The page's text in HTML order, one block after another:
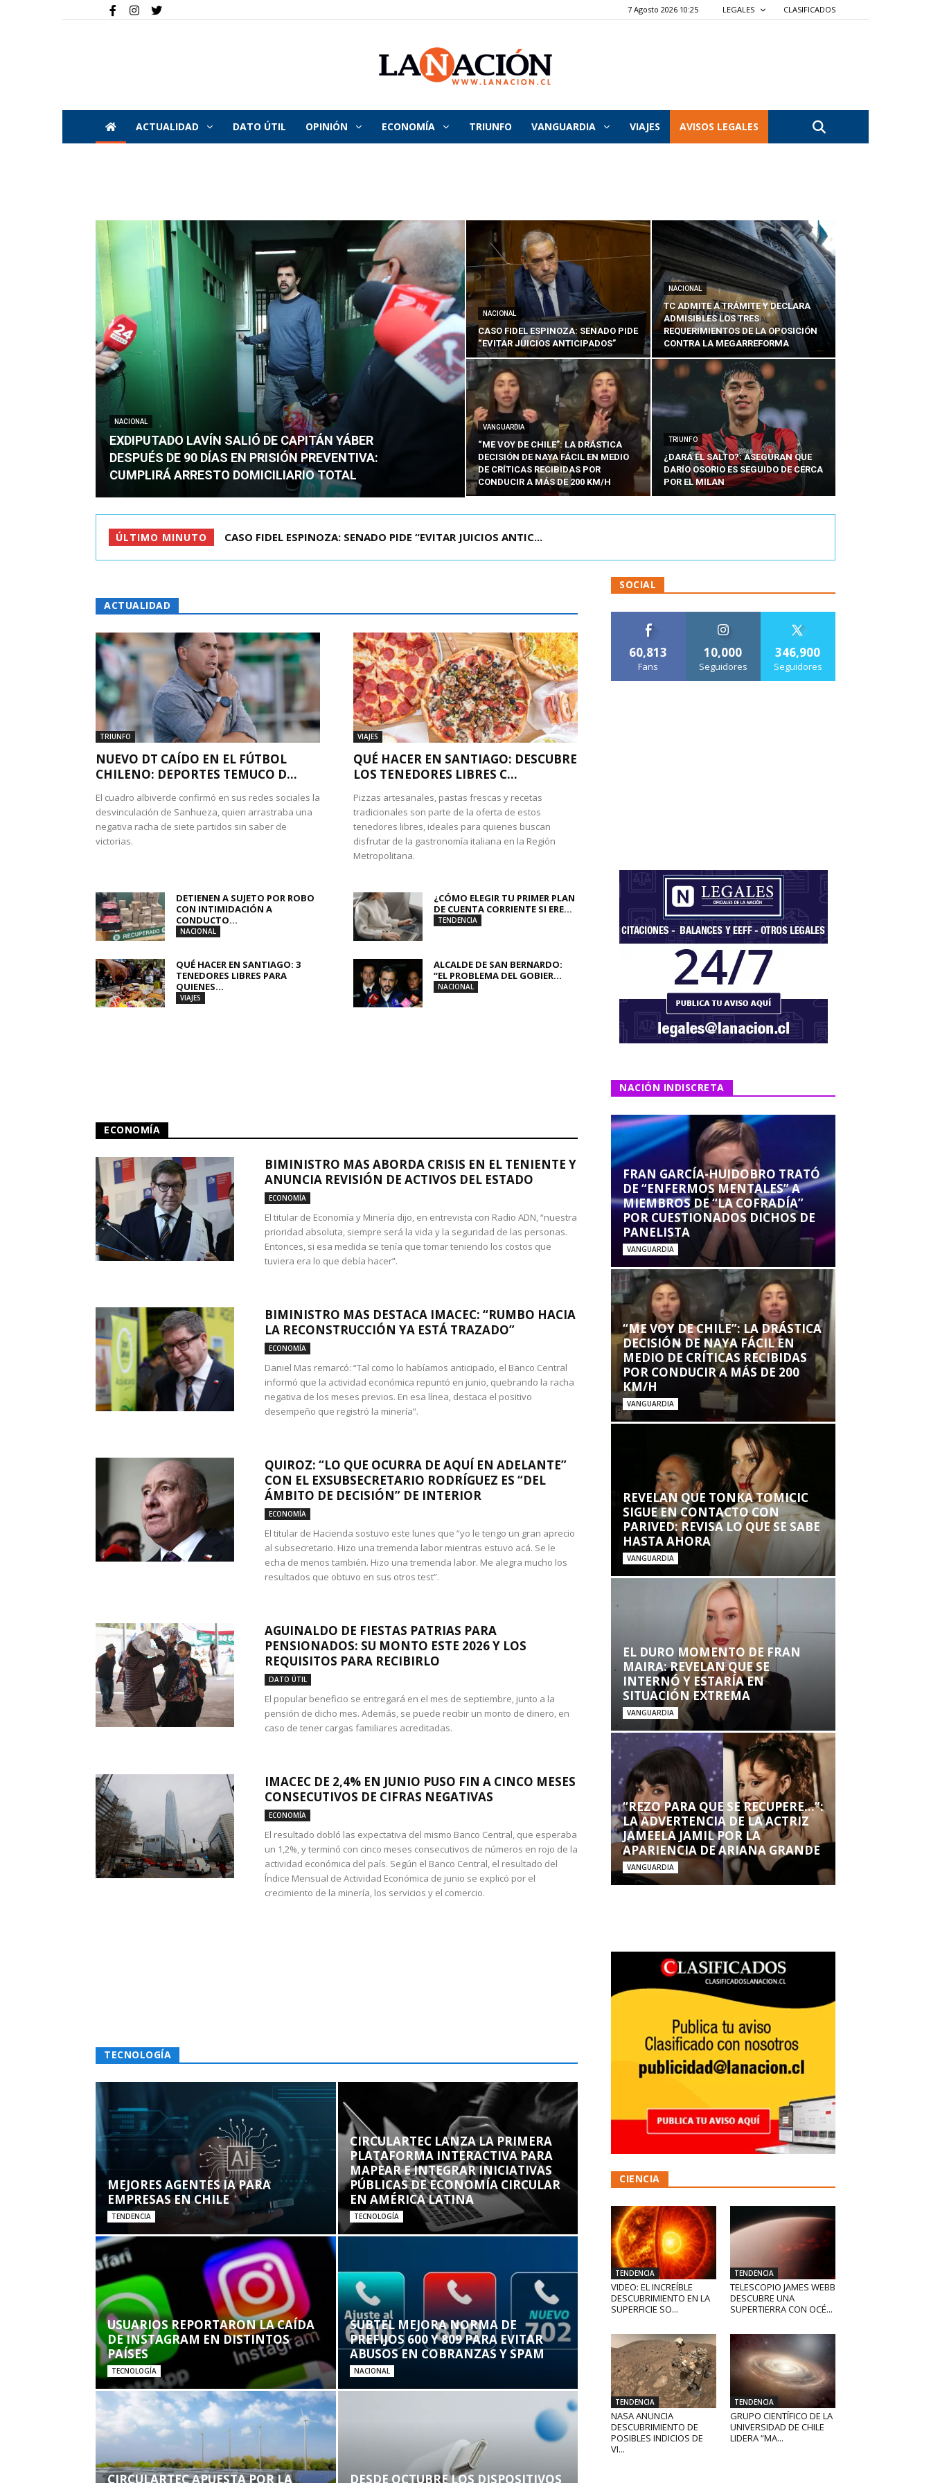
7 Agosto 2026 10:25 LEGALES CLASIFICADOS
La
Nación
ACTUALIDAD DATO ÚTIL OPINIÓN ECONOMÍA TRIUNFO VANGUARDIA VIAJES AVISOS LEGALES
NACIONAL
EXDIPUTADO LAVÍN SALIÓ DE CAPITÁN YÁBER
DESPUÉS DE 90 DÍAS EN PRISIÓN PREVENTIVA:
CUMPLIRÁ ARRESTO DOMICILIARIO TOTAL
NACIONAL
CASO FIDEL ESPINOZA: SENADO PIDE
“EVITAR JUICIOS ANTICIPADOS”
NACIONAL
TC ADMITE A TRÁMITE Y DECLARA
ADMISIBLES LOS TRES
REQUERIMIENTOS DE LA OPOSICIÓN
CONTRA LA MEGARREFORMA
VANGUARDIA
“ME VOY DE CHILE”: LA DRÁSTICA
DECISIÓN DE NAYA FÁCIL EN MEDIO
DE CRÍTICAS RECIBIDAS POR
CONDUCIR A MÁS DE 200 KM/H
TRIUNFO
¿DARÁ EL SALTO?: ASEGURAN QUE
DARÍO OSORIO ES SEGUIDO DE CERCA
POR EL MILAN
ÚLTIMO MINUTO TC ADMITE A TRÁMITE Y DECLARA ADMISIBLES LOS TRES REQU...
ACTUALIDAD
TRIUNFO
NUEVO DT CAÍDO EN EL FÚTBOL
CHILENO: DEPORTES TEMUCO D...
El cuadro albiverde confirmó en sus redes sociales la
desvinculación de Sanhueza, quien arrastraba una
negativa racha de siete partidos sin saber de
victorias.
VIAJES
QUÉ HACER EN SANTIAGO: DESCUBRE
LOS TENEDORES LIBRES C...
Pizzas artesanales, pastas frescas y recetas
tradicionales son parte de la oferta de estos
tenedores libres, ideales para quienes buscan
disfrutar de la gastronomía italiana en la Región
Metropolitana.
DETIENEN A SUJETO POR ROBO
CON INTIMIDACIÓN A
CONDUCTO...
NACIONAL
¿CÓMO ELEGIR TU PRIMER PLAN
DE CUENTA CORRIENTE SI ERE...
TENDENCIA
QUÉ HACER EN SANTIAGO: 3
TENEDORES LIBRES PARA
QUIENES...
VIAJES
ALCALDE DE SAN BERNARDO:
“EL PROBLEMA DEL GOBIER...
NACIONAL
ECONOMÍA
BIMINISTRO MAS ABORDA CRISIS EN EL TENIENTE Y
ANUNCIA REVISIÓN DE ACTIVOS DEL ESTADO
ECONOMÍA
El titular de Economía y Minería dijo, en entrevista con Radio ADN, “nuestra
prioridad absoluta, siempre será la vida y la seguridad de las personas.
Entonces, si esa medida se tenía que tomar teniendo los costos que
tuviera era lo que debía hacer”.
BIMINISTRO MAS DESTACA IMACEC: “RUMBO HACIA
LA RECONSTRUCCIÓN YA ESTÁ TRAZADO”
ECONOMÍA
Daniel Mas remarcó: “Tal como lo habíamos anticipado, el Banco Central
informó que la actividad económica repuntó en junio, quebrando la racha
negativa de los meses previos. En esa línea, destaca el positivo
desempeño que registró la minería”.
QUIROZ: “LO QUE OCURRA DE AQUÍ EN ADELANTE”
CON EL EXSUBSECRETARIO RODRÍGUEZ ES “DEL
ÁMBITO DE DECISIÓN” DE INTERIOR
ECONOMÍA
El titular de Hacienda sostuvo este lunes que “yo le tengo un gran aprecio
al subsecretario. Hizo una tremenda labor mientras estuvo acá. Se le
echa de menos también. Hizo una tremenda labor. Me alegra mucho los
resultados que obtuvo en sus otros test”.
AGUINALDO DE FIESTAS PATRIAS PARA
PENSIONADOS: SU MONTO ESTE 2026 Y LOS
REQUISITOS PARA RECIBIRLO
DATO ÚTIL
El popular beneficio se entregará en el mes de septiembre, junto a la
pensión de dicho mes. Además, se puede recibir un monto de dinero, en
caso de tener cargas familiares acreditadas.
IMACEC DE 2,4% EN JUNIO PUSO FIN A CINCO MESES
CONSECUTIVOS DE CIFRAS NEGATIVAS
ECONOMÍA
El resultado dobló las expectativa del mismo Banco Central, que esperaba
un 1,2%, y terminó con cinco meses consecutivos de números en rojo de la
actividad económica del país. Según el Banco Central, el resultado del
Índice Mensual de Actividad Económica de junio se explicó por el
crecimiento de la minería, los servicios y el comercio.
TECNOLOGÍA
MEJORES AGENTES IA PARA
EMPRESAS EN CHILE
TENDENCIA
CIRCULARTEC LANZA LA PRIMERA
PLATAFORMA INTERACTIVA PARA
MAPEAR E INTEGRAR INICIATIVAS
PÚBLICAS DE ECONOMÍA CIRCULAR
EN AMÉRICA LATINA
TECNOLOGÍA
USUARIOS REPORTARON LA CAÍDA
DE INSTAGRAM EN DISTINTOS
PAÍSES
TECNOLOGÍA
SUBTEL MEJORA NORMA DE
PREFIJOS 600 Y 809 PARA EVITAR
ABUSOS EN COBRANZAS Y SPAM
NACIONAL
CIRCULARTEC APUESTA POR LA DESDE OCTUBRE LOS DISPOSITIVOS
SOCIAL
60,813
Fans
10,000
Seguidores
346,900
Seguidores
NACIÓN INDISCRETA
FRAN GARCÍA-HUIDOBRO TRATÓ
DE “ENFERMOS MENTALES” A
MIEMBROS DE “LA COFRADÍA”
POR CUESTIONADOS DICHOS DE
PANELISTA
VANGUARDIA
“ME VOY DE CHILE”: LA DRÁSTICA
DECISIÓN DE NAYA FÁCIL EN
MEDIO DE CRÍTICAS RECIBIDAS
POR CONDUCIR A MÁS DE 200
KM/H
VANGUARDIA
REVELAN QUE TONKA TOMICIC
SIGUE EN CONTACTO CON
PARIVED: REVISA LO QUE SE SABE
HASTA AHORA
VANGUARDIA
EL DURO MOMENTO DE FRAN
MAIRA: REVELAN QUE SE
INTERNÓ Y ESTARÍA EN
SITUACIÓN EXTREMA
VANGUARDIA
“REZO PARA QUE SE RECUPERE…”:
LA ADVERTENCIA DE LA ACTRIZ
JAMEELA JAMIL POR LA
APARIENCIA DE ARIANA GRANDE
VANGUARDIA
CIENCIA
TENDENCIA
VIDEO: EL INCREÍBLE
DESCUBRIMIENTO EN LA
SUPERFICIE SO...
TENDENCIA
TELESCOPIO JAMES WEBB
DESCUBRE UNA
SUPERTIERRA CON OCÉ...
TENDENCIA
NASA ANUNCIA
DESCUBRIMIENTO DE
POSIBLES INDICIOS DE
VI...
TENDENCIA
GRUPO CIENTÍFICO DE LA
UNIVERSIDAD DE CHILE
LIDERA “MA...